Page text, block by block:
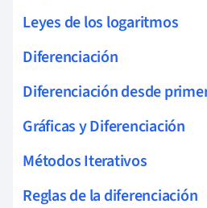
Leyes de los logaritmos
Diferenciación
Diferenciación desde
Gráficas y Diferenciación
Métodos Iterativos
Reglas de la diferenciación